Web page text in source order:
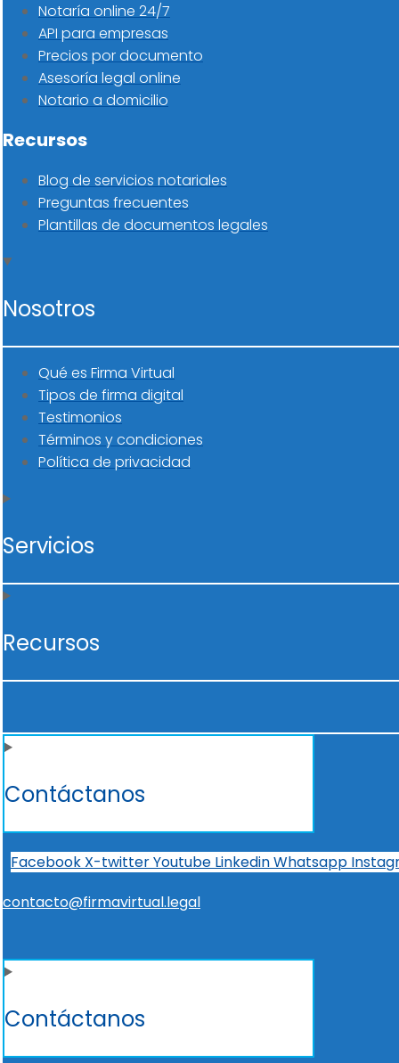
Notaría online 24/7
API para empresas
Precios por documento
Asesoría legal online
Notario a domicilio
Recursos
Blog de servicios notariales
Preguntas frecuentes
Plantillas de documentos legales
Nosotros
Qué es Firma Virtual
Tipos de firma digital
Testimonios
Términos y condiciones
Política de privacidad
Servicios
Recursos
Contáctanos
Facebook X-twitterYoutube LinkedinWhatsapp
contacto@firmavirtual.legal
Contáctanos